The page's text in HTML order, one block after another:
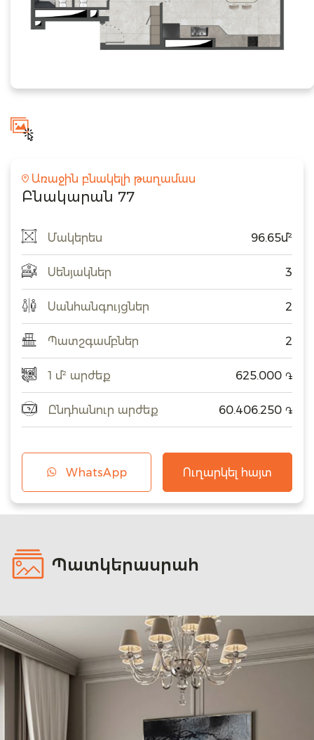
Առաջին բնակելի թաղամաս
Բնակարան 77
Մակերես 96.65մ²
Սենյակներ 3
Սանհանգույցներ 2
Պատշգամբներ 2
1 մ² արժեք 625.000 ֏
Ընդհանուր արժեք 60.406.250 ֏
WhatsApp Ուղարկել հայտ
Պատկերասրահ